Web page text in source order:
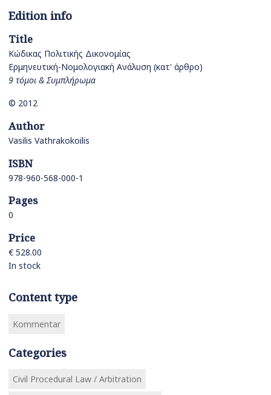
Edition info
Title
Κώδικας Πολιτικής Δικονομίας
Ερμηνευτική-Νομολογιακή Ανάλυση (κατ' άρθρο)
9 τόμοι & Συμπλήρωμα
© 2012
Author
Vasilis Vathrakokoilis
ISBN
978-960-568-000-1
Pages
0
Price
€ 528.00
In stock
Content type
Kommentar
Categories
Civil Procedural Law / Arbitration